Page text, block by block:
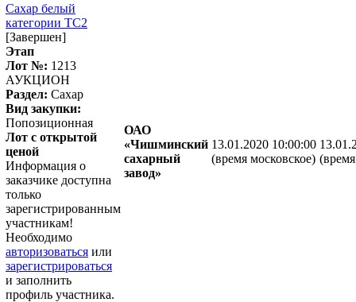
Сахар белый
категории ТС2
[Завершен]
Этап
Лот №: 1213
АУКЦИОН
Раздел: Сахар
Вид закупки:
Попозиционная
Лот с открытой
ценой
Информация о
заказчике доступна
только
зарегистрированным
участникам!
Необходимо
авторизоваться или
зарегистрироваться
и заполнить
профиль участника.
ОАО
«Чишминский
сахарный
завод»
13.01.2020 10:00:00
(время московское)